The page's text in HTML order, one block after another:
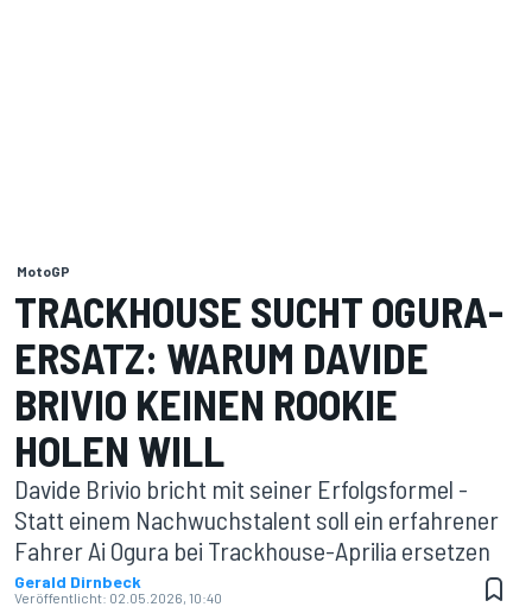
MotoGP
TRACKHOUSE SUCHT OGURA-
ERSATZ: WARUM DAVIDE
BRIVIO KEINEN ROOKIE
HOLEN WILL
Davide Brivio bricht mit seiner Erfolgsformel -
Statt einem Nachwuchstalent soll ein erfahrener
Fahrer Ai Ogura bei Trackhouse-Aprilia ersetzen
Gerald Dirnbeck
Veröffentlicht: 02.05.2026, 10:40